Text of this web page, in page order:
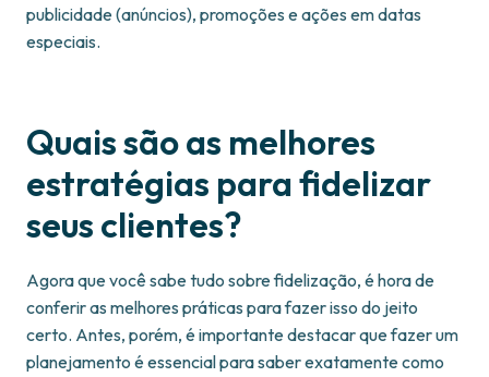
publicidade (anúncios), promoções e ações em datas
especiais.
Quais são as melhores
estratégias para fidelizar
seus clientes?
Agora que você sabe tudo sobre fidelização, é hora de
conferir as melhores práticas para fazer isso do jeito
certo. Antes, porém, é importante destacar que fazer um
planejamento é essencial para saber exatamente como